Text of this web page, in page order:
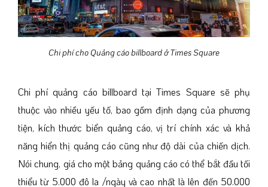
Chi phí cho Quảng cáo billboard ở Times Square
Chi phí quảng cáo billboard tại Times Square sẽ phụ
thuộc vào nhiều yếu tố, bao gồm định dạng của phương
tiện, kích thước biển quảng cáo, vị trí chính xác và khả
năng hiển thị quảng cáo cũng như độ dài của chiến dịch.
Nói chung, giá cho một bảng quảng cáo có thể bắt đầu tối
thiểu từ 5.000 đô la /ngày và cao nhất là lên đến 50.000